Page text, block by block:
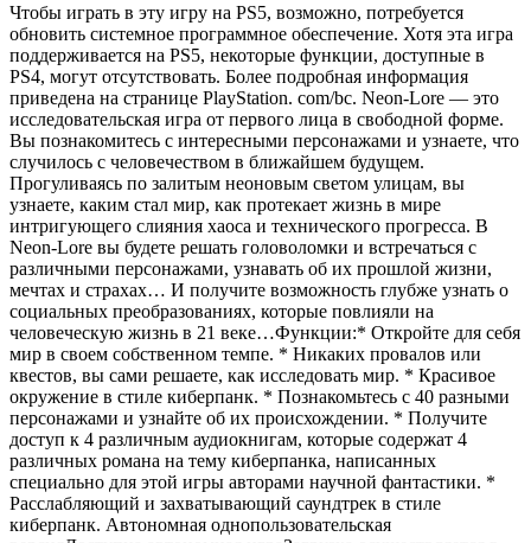
Чтобы играть в эту игру на PS5, возможно, потребуется
обновить системное программное обеспечение. Хотя эта игра
поддерживается на PS5, некоторые функции, доступные в
PS4, могут отсутствовать. Более подробная информация
приведена на странице PlayStation. com/bc. Neon-Lore — это
исследовательская игра от первого лица в свободной форме.
Вы познакомитесь с интересными персонажами и узнаете, что
случилось с человечеством в ближайшем будущем.
Прогуливаясь по залитым неоновым светом улицам, вы
узнаете, каким стал мир, как протекает жизнь в мире
интригующего слияния хаоса и технического прогресса. В
Neon-Lore вы будете решать головоломки и встречаться с
различными персонажами, узнавать об их прошлой жизни,
мечтах и ​​страхах… И получите возможность глубже узнать о
социальных преобразованиях, которые повлияли на
человеческую жизнь в 21 веке…Функции:* Откройте для себя
мир в своем собственном темпе. * Никаких провалов или
квестов, вы сами решаете, как исследовать мир. * Красивое
окружение в стиле киберпанк. * Познакомьтесь с 40 разными
персонажами и узнайте об их происхождении. * Получите
доступ к 4 различным аудиокнигам, которые содержат 4
различных романа на тему киберпанка, написанных
специально для этой игры авторами научной фантастики. *
Расслабляющий и захватывающий саундтрек в стиле
киберпанк. Автономная однопользовательская